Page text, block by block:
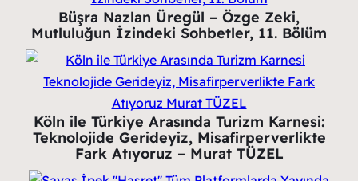
Büşra Nazlan Üregül – Özge Zeki,
Mutluluğun İzindeki Sohbetler, 11. Bölüm
Köln ile Türkiye Arasında Turizm Karnesi:
Teknolojide Gerideyiz, Misafirperverlikte
Fark Atıyoruz – Murat TÜZEL